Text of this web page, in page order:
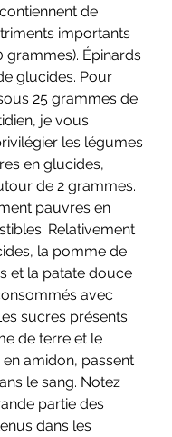
de
importants
Épinards
glucides. Pour
25 grammes de
je vous
les légumes
en glucides,
de 2 grammes.
pauvres en
Relativement
la pomme de
et la patate douce
avec
sucres présents
de terre et le
en amidon, passent
le sang. Notez
partie des
dans les